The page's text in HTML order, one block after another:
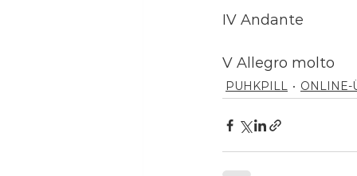
IV Andante
V Allegro molto
PUHKPILL ONLINE-